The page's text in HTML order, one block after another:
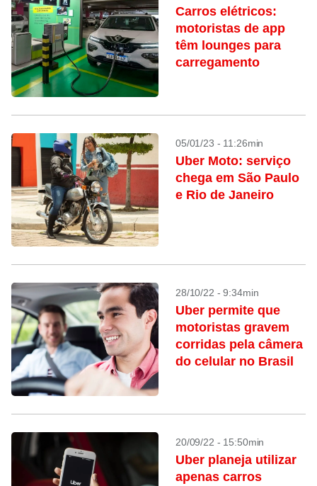
Carros elétricos:
motoristas de app
têm lounges para
carregamento
05/01/23 - 11:26min
Uber Moto: serviço
chega em São Paulo
e Rio de Janeiro
28/10/22 - 9:34min
Uber permite que
motoristas gravem
corridas pela câmera
do celular no Brasil
20/09/22 - 15:50min
Uber planeja utilizar
apenas carros